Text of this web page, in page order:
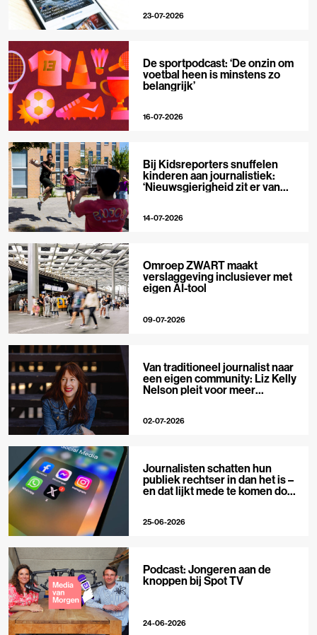
23-07-2026
De sportpodcast: ‘De onzin om
voetbal heen is minstens zo
belangrijk’
16-07-2026
Bij Kidsreporters snuffelen
kinderen aan journalistiek:
‘Nieuwsgierigheid zit er van
14-07-2026
Omroep ZWART maakt
verslaggeving inclusiever met
eigen AI-tool
09-07-2026
Van traditioneel journalist naar
een eigen community: Liz Kelly
Nelson pleit voor meer
02-07-2026
Journalisten schatten hun
publiek rechtser in dan het is –
en dat lijkt mede te komen door
25-06-2026
Podcast: Jongeren aan de
knoppen bij Spot TV
24-06-2026